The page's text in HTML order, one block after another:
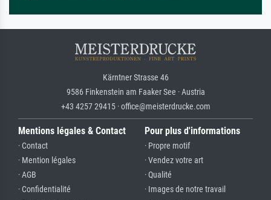
Kärntner Strasse 46
9586 Finkenstein am Faaker See · Austria
+43 4257 29415 · office@meisterdrucke.com
Mentions légales & Contact
· Contact
· Mention légales
· AGB
· Confidentialité
Pour plus d'informations
· Propre motif
· Vendez votre art
· Qualité
· Images de notre travail